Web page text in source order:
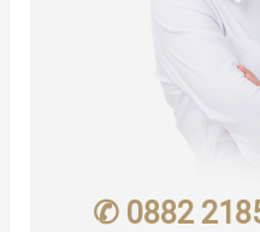
✆ 0882